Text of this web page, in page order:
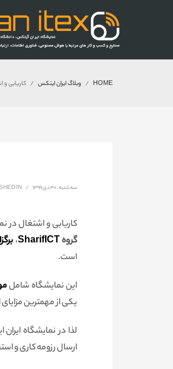
HOME وبلاگ ایران ایتکس کاریابی و
سه شنبه, ۳۰ دی ۱۳۹۹ /
IN
کاریابی و اشتغال در
گروهSharifICT،
است.
این نمایشگاه شامل
یکی از مهمترین
لذا در نمایشگاه
ارسال رزومه کاری و